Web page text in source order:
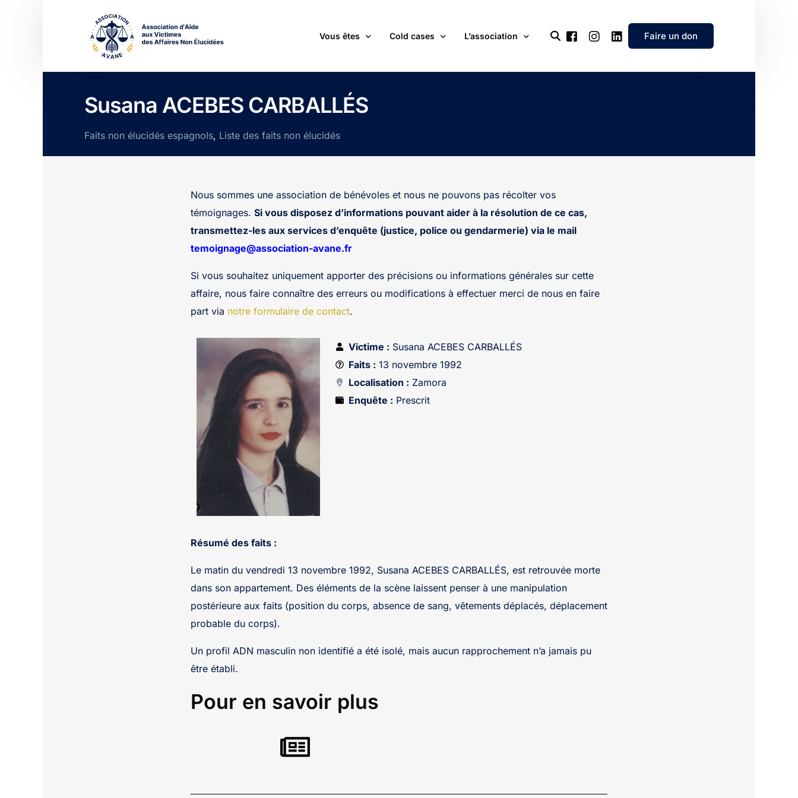
Vous êtes
victime d’une affaire non élucidée
expert ou professionnel(le) du monde judiciaire
passionné(e) par les cold cases
un futur adhérent ou bénévole
journaliste
Cold cases L’association
Devenir bénévole
Contact
Faire un don
Susana ACEBES CARBALLÉS
Faits non élucidés espagnols, Liste des faits non élucidés
Nous sommes une association de bénévoles et nous ne pouvons pas récolter vos
témoignages. Si vous disposez d’informations pouvant aider à la résolution de ce cas,
transmettez-les aux services d’enquête (justice, police ou gendarmerie) via le mail
temoignage@association-avane.fr
Si vous souhaitez uniquement apporter des précisions ou informations générales sur cette
affaire, nous faire connaître des erreurs ou modifications à effectuer merci de nous en faire
part via notre formulaire de contact.
Victime : Susana ACEBES CARBALLÉS
Faits : 13 novembre 1992
Localisation : Zamora
Enquête : Prescrit
Résumé des faits :
Le matin du vendredi 13 novembre 1992, Susana ACEBES CARBALLÉS, est retrouvée morte
dans son appartement. Des éléments de la scène laissent penser à une manipulation
postérieure aux faits (position du corps, absence de sang, vêtements déplacés, déplacement
probable du corps).
Un profil ADN masculin non identifié a été isolé, mais aucun rapprochement n’a jamais pu
être établi.
Pour en savoir plus